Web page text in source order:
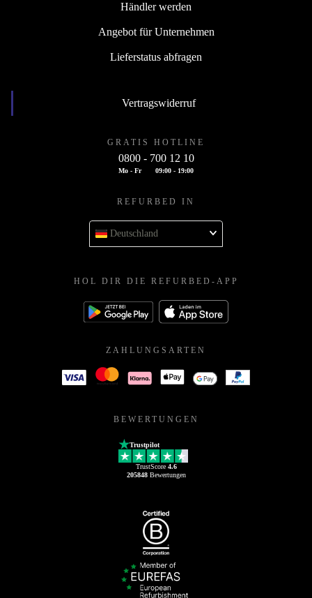
Händler werden
Angebot für Unternehmen
Lieferstatus abfragen
Vertragswiderruf
GRATIS HOTLINE
0800 - 700 12 10
Mo - Fr 09:00 - 19:00
REFURBED IN
Deutschland
HOL DIR DIE REFURBED-APP
ZAHLUNGSARTEN
BEWERTUNGEN
Trustpilot
TrustScore 4.6
205848Bewertungen